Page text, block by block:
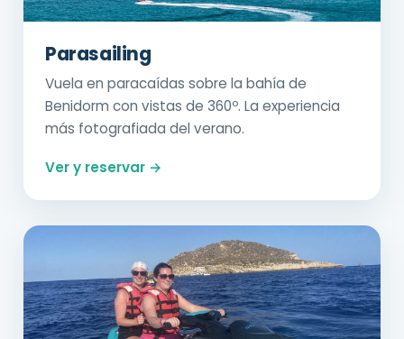
Parasailing
Vuela en paracaídas sobre la bahía de
Benidorm con vistas de 360º. La experiencia
más fotografiada del verano.
Ver y reservar →